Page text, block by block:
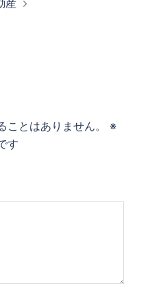
産
とはありません。
※
す